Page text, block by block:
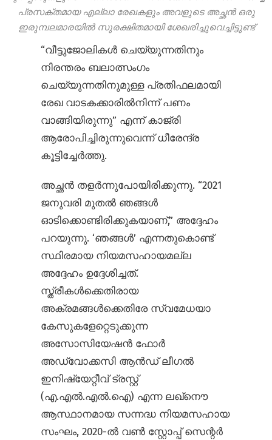
പ്രസക്തമായ എല്ലാ രേഖകളും അവളുടെ അച്ഛൻ ഒരു
ഇരുമ്പലമാരയിൽ സുരക്ഷിതമായി ശേഖരിച്ചുവെച്ചിട്ടുണ്ട്
“വീട്ടുജോലികൾ ചെയ്യുന്നതിനും
നിരന്തരം ബലാത്സംഗം
ചെയ്യുന്നതിനുമുള്ള പ്രതിഫലമായി
രേഖ വാടകക്കാരിൽനിന്ന് പണം
വാങ്ങിയിരുന്നു” എന്ന് കാജ്രി
ആരോപിച്ചിരുന്നുവെന്ന് ധീരേന്ദ്ര
കൂട്ടിച്ചേർത്തു.
അച്ഛൻ തളർന്നുപോയിരിക്കുന്നു. “2021
ജനുവരി മുതൽ ഞങ്ങൾ
ഓടിക്കൊണ്ടിരിക്കുകയാണ്,” അദ്ദേഹം
പറയുന്നു. ‘ഞങ്ങൾ’ എന്നതുകൊണ്ട്
സ്ഥിരമായ നിയമസഹായമല്ല
അദ്ദേഹം ഉദ്ദേശിച്ചത്.
സ്ത്രീകൾക്കെതിരായ
അക്രമങ്ങൾക്കെതിരേ സ്വമേധയാ
കേസുകളേറ്റെടുക്കുന്ന
അസോസിയേഷൻ ഫോർ
അഡ്‌വോക്കസി ആൻഡ് ലീഗൽ
ഇനിഷ്യേറ്റീവ് ട്രസ്റ്റ്
(എ.എൽ.എൽ.ഐ) എന്ന ലഖ്നൌ
ആസ്ഥാനമായ സന്നദ്ധ നിയമസഹായ
സംഘം, 2020-ൽ വൺ സ്റ്റോപ്പ് സെന്റർ